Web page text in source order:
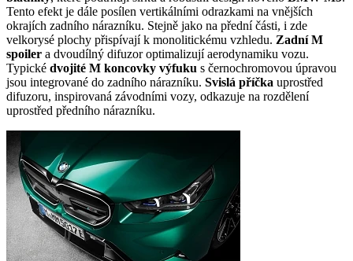
Tento efekt je dále posílen vertikálními odrazkami na vnějších
okrajích zadního nárazníku. Stejně jako na přední části, i zde
velkorysé plochy přispívají k monolitickému vzhledu. Zadní M
spoiler a dvoudílný difuzor optimalizují aerodynamiku vozu.
Typické dvojité M koncovky výfuku s černochromovou úpravou
jsou integrované do zadního nárazníku. Svislá příčka uprostřed
difuzoru, inspirovaná závodními vozy, odkazuje na rozdělení
uprostřed předního nárazníku.